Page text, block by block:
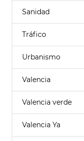
Sanidad
Tráfico
Urbanismo
Valencia
Valencia verde
Valencia Ya